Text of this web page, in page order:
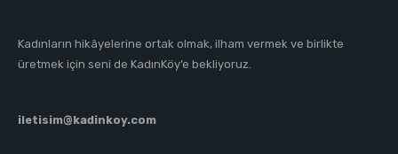
Kadınların hikâyelerine ortak olmak, ilham vermek ve birlikte
üretmek için seni de KadınKöy’e bekliyoruz.
iletisim@kadinkoy.com